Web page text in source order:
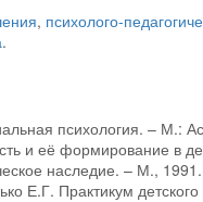
, психолого-
.
психология. – М.:
и её формирование в
наследие. – М., 1991.
Е.Г. Практикум